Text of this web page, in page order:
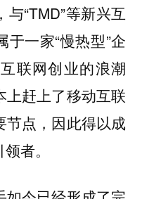
“TMD”等新兴互
一家“慢热型”企
联网创业的浪潮
上赶上了移动互联
节点，因此得以成
者。